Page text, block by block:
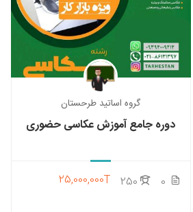
گروه اساتید طرحستان
دوره جامع آموزش عکاسی حضوری
0
250
25,000,000T